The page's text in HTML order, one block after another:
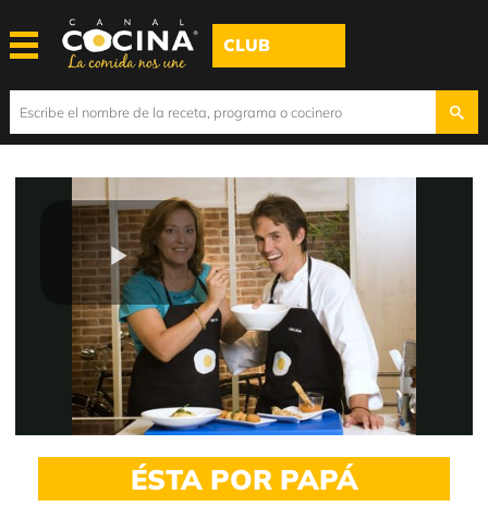
CLUB
Video
ÉSTA POR PAPÁ